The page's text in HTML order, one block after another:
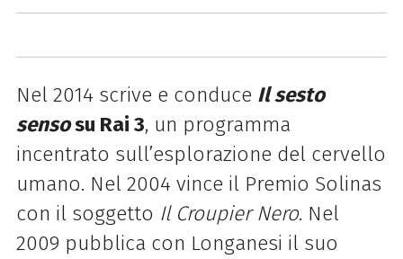
Nel 2014 scrive e conduce Il sesto
sensosu Rai 3, un programma
incentrato sull’esplorazione del cervello
umano. Nel 2004 vince il Premio Solinas
con il soggetto Il Croupier Nero. Nel
2009 pubblica con Longanesi il suo